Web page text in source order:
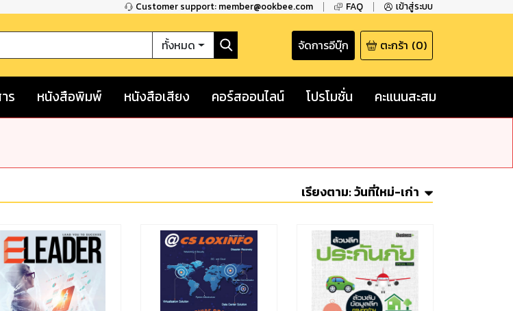
Customer support: member@ookbee.com FAQ เข้าสู่ระบบ
ทั้งหมด จัดการอีบุ๊ก ตะกร้า (0)
ร หนังสือพิมพ์ หนังสือเสียง คอร์สออนไลน์ โปรโมชั่น คะแนนสะสม
เรียงตาม:วันที่ใหม่-เก่า